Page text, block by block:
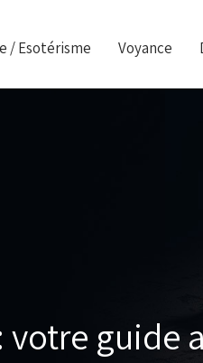
/ Esotérisme Voyance
votre guide